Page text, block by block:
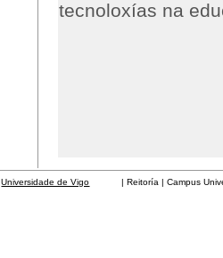
tecnoloxías na
Universidade de Vigo | Reitoría | Campus